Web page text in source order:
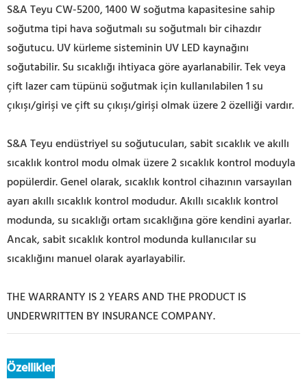
S&A Teyu CW-5200, 1400 W soğutma kapasitesine sahip
soğutma tipi hava soğutmalı su soğutmalı bir cihazdır
soğutucu. UV kürleme sisteminin UV LED kaynağını
soğutabilir. Su sıcaklığı ihtiyaca göre ayarlanabilir. Tek veya
çift lazer cam tüpünü soğutmak için kullanılabilen 1 su
çıkışı/girişi ve çift su çıkışı/girişi olmak üzere 2 özelliği vardır.
S&A Teyu endüstriyel su soğutucuları, sabit sıcaklık ve akıllı
sıcaklık kontrol modu olmak üzere 2 sıcaklık kontrol moduyla
popülerdir. Genel olarak, sıcaklık kontrol cihazının varsayılan
ayarı akıllı sıcaklık kontrol modudur. Akıllı sıcaklık kontrol
modunda, su sıcaklığı ortam sıcaklığına göre kendini ayarlar.
Ancak, sabit sıcaklık kontrol modunda kullanıcılar su
sıcaklığını manuel olarak ayarlayabilir.
THE WARRANTY IS 2 YEARS AND THE PRODUCT IS
UNDERWRITTEN BY INSURANCE COMPANY.
Özellikler